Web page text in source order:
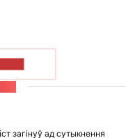
загінуў ад сутыкнення